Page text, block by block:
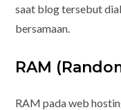
saat blog tersebut
bersamaan.
RAM
RAM pada web